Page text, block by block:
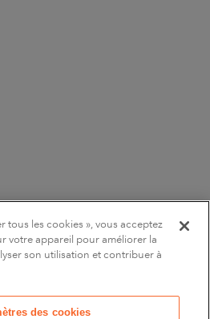
tous les cookies », vous acceptez
votre appareil pour améliorer la
son utilisation et contribuer à
des cookies